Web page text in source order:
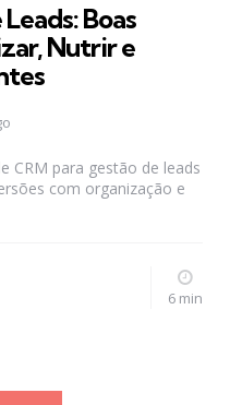
Boas
Nutrir e
CRM para gestão de leads
com organização e
6 min